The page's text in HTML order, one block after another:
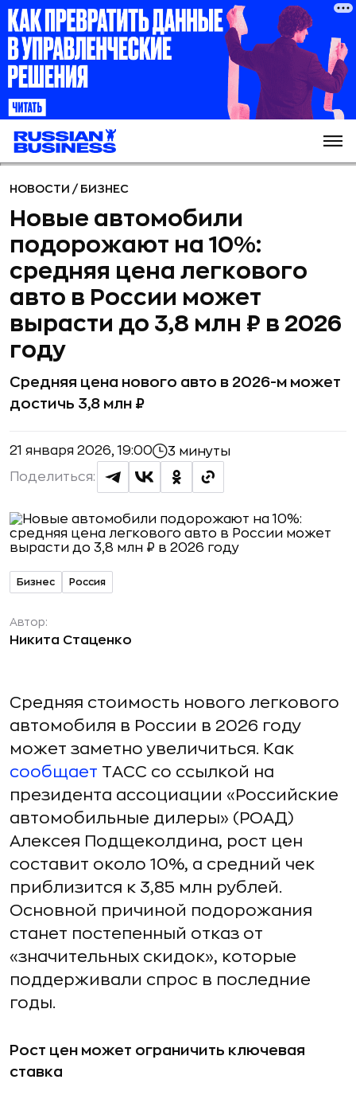
НОВОСТИ / БИЗНЕС
Новые автомобили
подорожают на 10%:
средняя цена легкового
авто в России может
вырасти до 3,8 млн ₽ в 2026
году
Средняя цена нового авто в 2026-м может
достичь 3,8 млн ₽
21 января 2026, 19:00 3 минуты
Поделиться:
Бизнес Россия
Автор:
Никита Стаценко
Средняя стоимость нового легкового
автомобиля в России в 2026 году
может заметно увеличиться. Как
сообщает ТАСС со ссылкой на
президента ассоциации «Российские
автомобильные дилеры» (РОАД)
Алексея Подщеколдина, рост цен
составит около 10%, а средний чек
приблизится к 3,85 млн рублей.
Основной причиной подорожания
станет постепенный отказ от
«значительных скидок», которые
поддерживали спрос в последние
годы.
Рост цен может ограничить ключевая
ставка